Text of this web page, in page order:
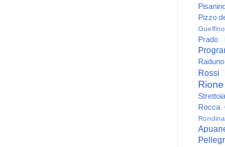
Pizzo
Guelfino
Prado
Rossi
Strettoia
Rocca